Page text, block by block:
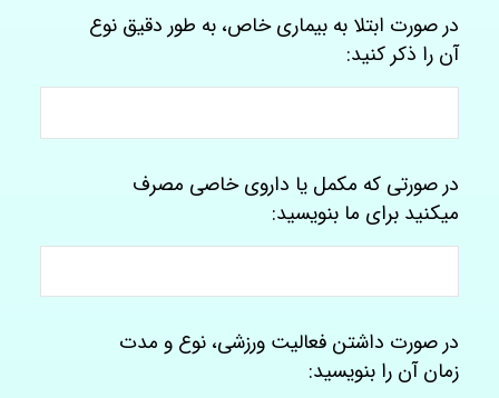
در صورت ابتلا به بیماری خاص، به طور دقیق نوع
آن را ذکر کنید:
در صورتی که مکمل یا داروی خاصی مصرف
میکنید برای ما بنویسید:
در صورت داشتن فعالیت ورزشی، نوع و مدت
زمان آن را بنویسید: